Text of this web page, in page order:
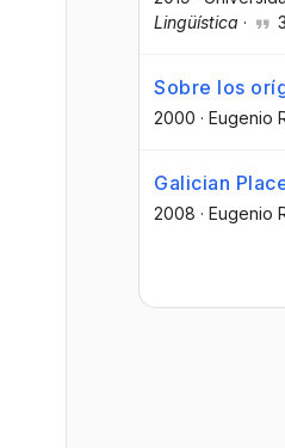
Lingüística · 3
Sobre los
2000 · Eugenio
Galician
2008 · Eugenio